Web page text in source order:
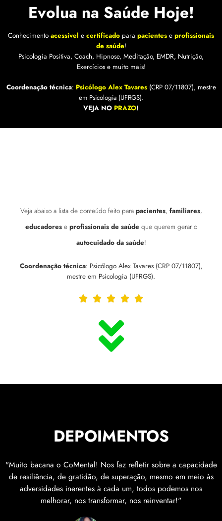
Evolua na Saúde Hoje!
Conhecimento acessível e certificado para pacientes e profissionais
de saúde!
Psicologia Positiva, Coach, Hipnose, Meditação, EMDR, Nutrição,
Exercícios e muito mais!
Coordenação técnica: Psicólogo Alex Tavares(CRP 07/11807), mestre
em Psicologia (UFRGS).
VEJA NO PRAZO!
Veja abaixo a lista de conteúdo feito para pacientes, familiares,
educadorese profissionais de saúdeque querem gerar o
autocuidado da saúde!
Coordenação técnica: Psicólogo Alex Tavares (CRP 07/11807),
mestre em Psicologia (UFRGS).
    
DEPOIMENTOS
"Muito bacana o CoMental! Nos faz refletir sobre a capacidade
de resiliência, de gratidão, de superação, mesmo em meio às
adversidades inerentes à cada um, todos podemos nos
melhorar, nos transformar, nos reinventar!"